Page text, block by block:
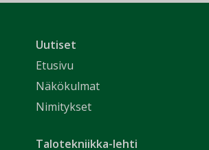
Uutiset
Etusivu
Näkökulmat
Nimitykset
Talotekniikka-lehti